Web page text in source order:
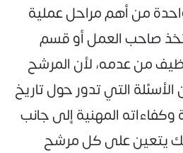
من أهم مراحل عملية
صاحب العمل أو قسم
من عدمه، لأن المرشح
التي تدور حول تاريخ
المهنية إلى جانب
يتعين على كل مرشح